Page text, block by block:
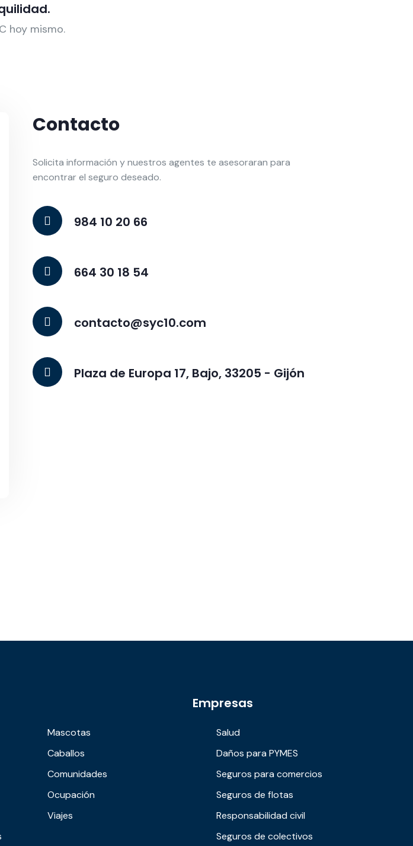
hoy mismo.
Contacto
Solicita información y nuestros agentes te asesoraran para
encontrar el seguro deseado.
984 10 20 66
664 30 18 54
contacto@syc10.com
Plaza de Europa 17, Bajo, 33205 - Gijón
Mascotas
Caballos
Comunidades
Ocupación
Viajes
Empresas
Salud
Daños para PYMES
Seguros para comercios
Seguros de flotas
Responsabilidad civil
Seguros de colectivos